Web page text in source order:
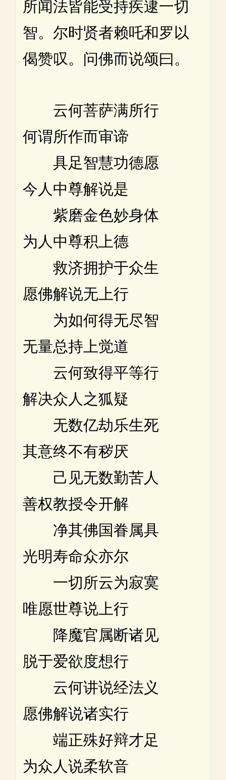
所闻法皆能受持疾逮一切
智。尔时贤者赖吒和罗以
偈赞叹。问佛而说颂曰。
云何菩萨满所行
何谓所作而审谛
具足智慧功德愿
今人中尊解说是
紫磨金色妙身体
为人中尊积上德
救济拥护于众生
愿佛解说无上行
为如何得无尽智
无量总持上觉道
云何致得平等行
解决众人之狐疑
无数亿劫乐生死
其意终不有秽厌
己见无数勤苦人
善权教授令开解
净其佛国眷属具
光明寿命众亦尔
一切所云为寂寞
唯愿世尊说上行
降魔官属断诸见
脱于爱欲度想行
云何讲说经法义
愿佛解说诸实行
端正殊好辩才足
为众人说柔软音